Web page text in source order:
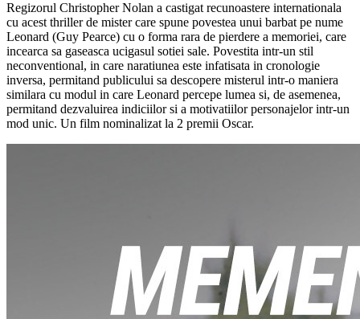
Regizorul Christopher Nolan a castigat recunoastere internationala
cu acest thriller de mister care spune povestea unui barbat pe nume
Leonard (Guy Pearce) cu o forma rara de pierdere a memoriei, care
incearca sa gaseasca ucigasul sotiei sale. Povestita intr-un stil
neconventional, in care naratiunea este infatisata in cronologie
inversa, permitand publicului sa descopere misterul intr-o maniera
similara cu modul in care Leonard percepe lumea si, de asemenea,
permitand dezvaluirea indiciilor si a motivatiilor personajelor intr-un
mod unic. Un film nominalizat la 2 premii Oscar.